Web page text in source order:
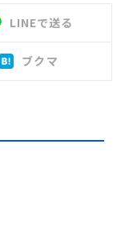
LINEで送る
ブクマ